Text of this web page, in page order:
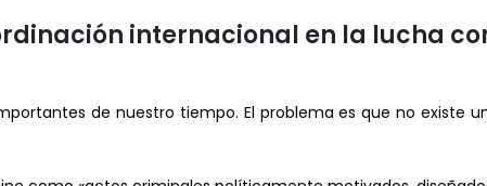
internacional en la lucha
de nuestro tiempo. El problema es que no existe